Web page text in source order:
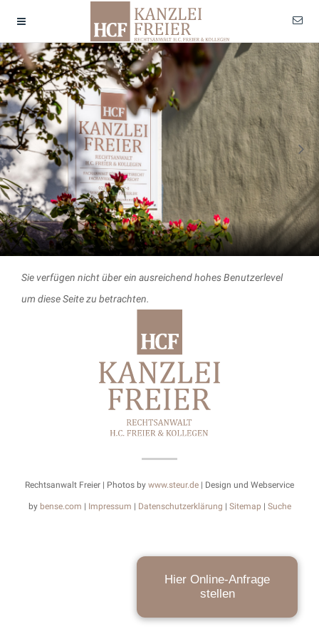
Sie verfügen nicht über ein ausreichend hohes Benutzerlevel
um diese Seite zu betrachten.
Rechtsanwalt Freier | Photos by www.steur.de | Design und Webservice
by bense.com | Impressum | Datenschutzerklärung | Sitemap | Suche
Hier Online-Anfrage
stellen